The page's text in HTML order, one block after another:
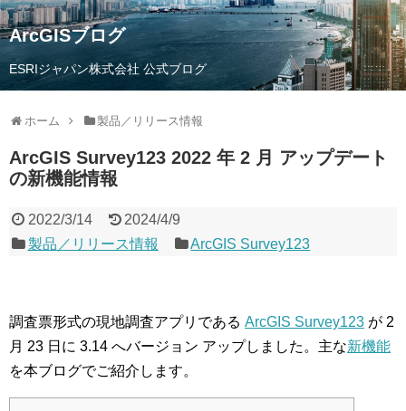
ArcGISブログ
ESRIジャパン株式会社 公式ブログ
ホーム 製品／リリース情報
ArcGIS Survey123 2022 年 2 月 アップデート
の新機能情報
2022/3/14
2024/4/9
製品／リリース情報
ArcGIS Survey123
調査票形式の現地調査アプリである ArcGIS Survey123 が 2
月 23 日に 3.14 へバージョン アップしました。主な新機能
を本ブログでご紹介します。